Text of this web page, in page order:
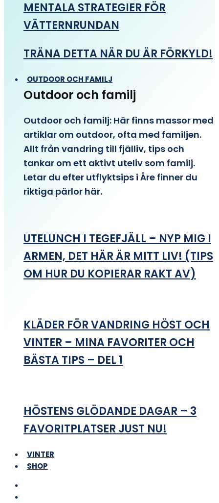
MENTALA STRATEGIER FÖR
VÄTTERNRUNDAN
TRÄNA DETTA NÄR DU ÄR FÖRKYLD!
OUTDOOR OCH FAMILJ
Outdoor och familj
Outdoor och familj: Här finns massor med
artiklar om outdoor, ofta med familjen.
Allt från vandring till fjälliv, tips och
tankar om ett aktivt uteliv som familj.
Letar du efter utflyktsips i Åre finner du
riktiga pärlor här.
UTELUNCH I TEGEFJÄLL – NYP MIG I
ARMEN, DET HÄR ÄR MITT LIV! (TIPS
OM HUR DU KOPIERAR RAKT AV)
KLÄDER FÖR VANDRING HÖST OCH
VINTER – MINA FAVORITER OCH
BÄSTA TIPS – DEL 1
HÖSTENS GLÖDANDE DAGAR – 3
FAVORITPLATSER JUST NU!
VINTER
SHOP